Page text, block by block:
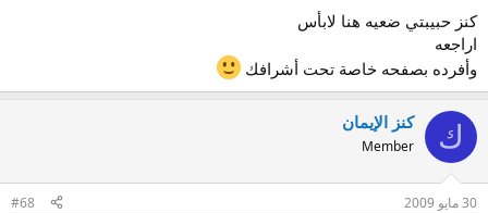
كنز حبيبتي ضعيه هنا لابأس
اراجعه
وأفرده بصفحه خاصة تحت أشرافك
ك كنز الإيمان
Member
30 مايو 2009 #68